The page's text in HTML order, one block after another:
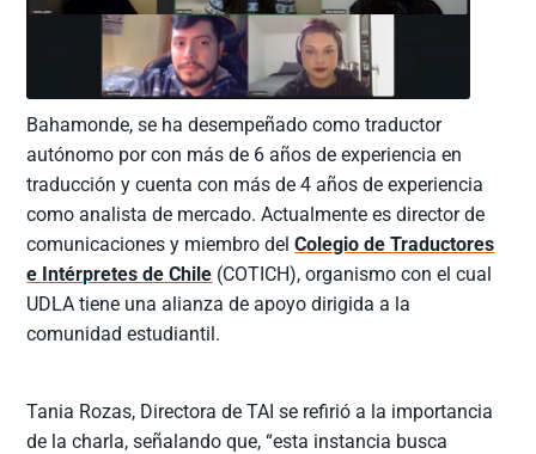
Bahamonde, se ha desempeñado como traductor
autónomo por con más de 6 años de experiencia en
traducción y cuenta con más de 4 años de experiencia
como analista de mercado. Actualmente es director de
comunicaciones y miembro delColegio de Traductores
e Intérpretes de Chile (COTICH), organismo con el cual
UDLA tiene una alianza de apoyo dirigida a la
comunidad estudiantil.
Tania Rozas, Directora de TAI se refirió a la importancia
de la charla, señalando que, “esta instancia busca